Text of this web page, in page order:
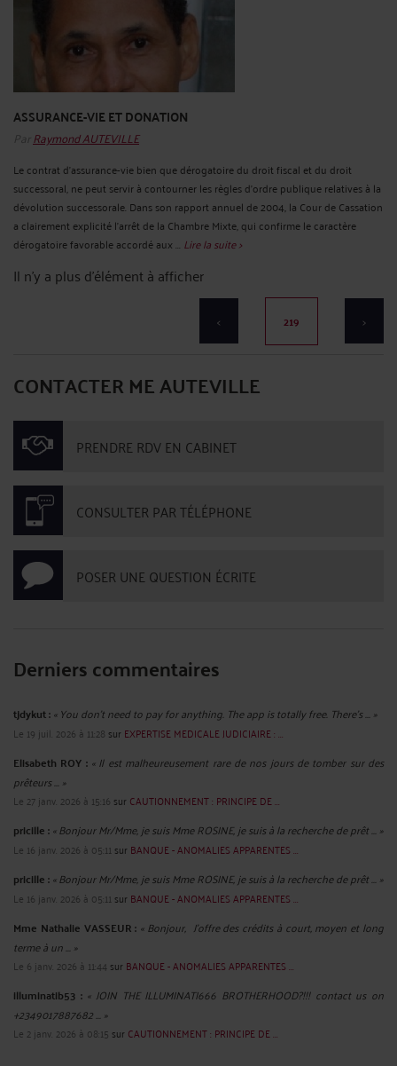
ASSURANCE-VIE ET DONATION
Par Raymond AUTEVILLE
Le contrat d'assurance-vie bien que dérogatoire du droit fiscal et du droit
successoral, ne peut servir à contourner les règles d'ordre publique relatives à la
dévolution successorale. Dans son rapport annuel de 2004, la Cour de Cassation
a clairement explicité l’arrêt de la Chambre Mixte, qui confirme le caractère
dérogatoire favorable accordé aux ... Lire la suite >
Il n'y a plus d'élément à afficher
< 219 >
CONTACTER ME AUTEVILLE
PRENDRE RDV EN CABINET
CONSULTER PAR TÉLÉPHONE
POSER UNE QUESTION ÉCRITE
Derniers commentaires
tjdykut :« You don’t need to pay for anything. The app is totally free. There’s ... »
Le 19 juil. 2026 à 11:28 sur EXPERTISE MEDICALE JUDICIAIRE : ...
Elisabeth ROY : « Il est malheureusement rare de nos jours de tomber sur des
prêteurs ... »
Le 27 janv. 2026 à 15:16 sur CAUTIONNEMENT : PRINCIPE DE ...
pricille :« Bonjour Mr/Mme, je suis Mme ROSINE, je suis à la recherche de prêt ... »
Le 16 janv. 2026 à 05:11 sur BANQUE - ANOMALIES APPARENTES ...
pricille :« Bonjour Mr/Mme, je suis Mme ROSINE, je suis à la recherche de prêt ... »
Le 16 janv. 2026 à 05:11 sur BANQUE - ANOMALIES APPARENTES ...
Mme Nathalie VASSEUR : « Bonjour, J’offre des crédits à court, moyen et long
terme à un ... »
Le 6 janv. 2026 à 11:44 sur BANQUE - ANOMALIES APPARENTES ...
illuminatib53 : « JOIN THE ILLUMINATI666 BROTHERHOOD?!!! contact us on
+2349017887682 ... »
Le 2 janv. 2026 à 08:15 sur CAUTIONNEMENT : PRINCIPE DE ...